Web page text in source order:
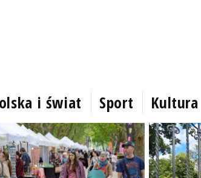
i świat Sport Kultura